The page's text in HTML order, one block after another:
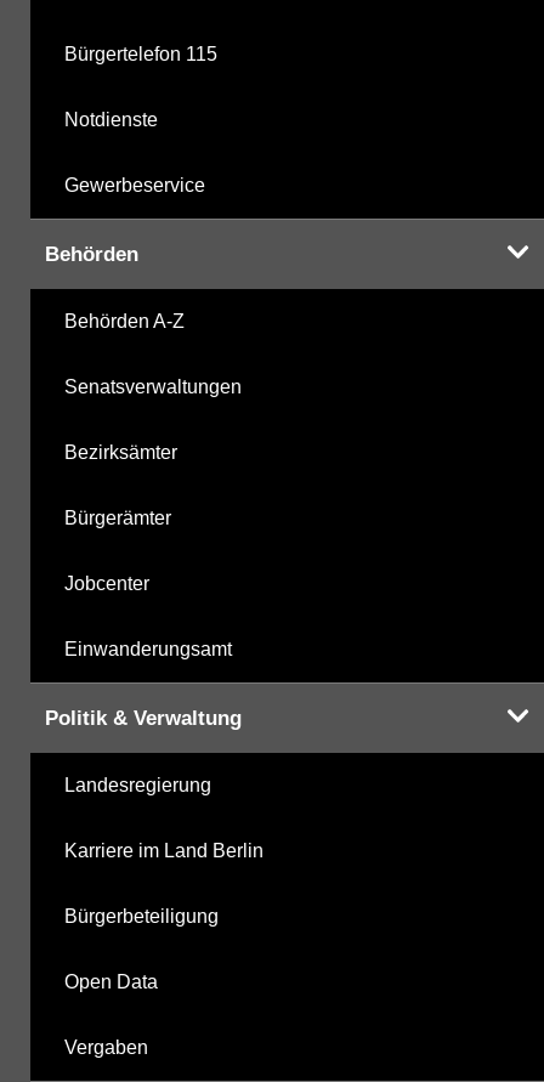
Bürgertelefon 115
Notdienste
Gewerbeservice
Behörden
Behörden A-Z
Senatsverwaltungen
Bezirksämter
Bürgerämter
Jobcenter
Einwanderungsamt
Politik & Verwaltung
Landesregierung
Karriere im Land Berlin
Bürgerbeteiligung
Open Data
Vergaben